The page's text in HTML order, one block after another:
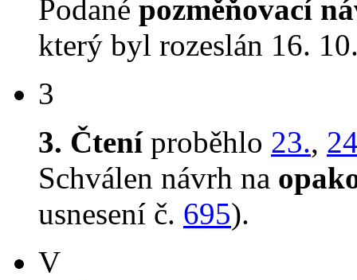
Podané pozměňovací
který byl rozeslán 16.
3
3. Čteníproběhlo 23.,
Schválen návrh na
usnesení č. 695).
V